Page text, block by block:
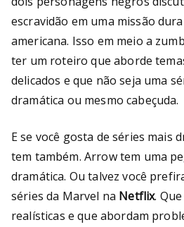
escravidão em uma missão
americana. Isso em meio a
ter um roteiro que aborde
delicados e que não seja uma
dramática ou mesmo cabeçuda.
E se você gosta de séries mais
tem também. Arrow tem uma
dramática. Ou talvez você
séries da Marvel na Netflix.
realísticas e que abordam